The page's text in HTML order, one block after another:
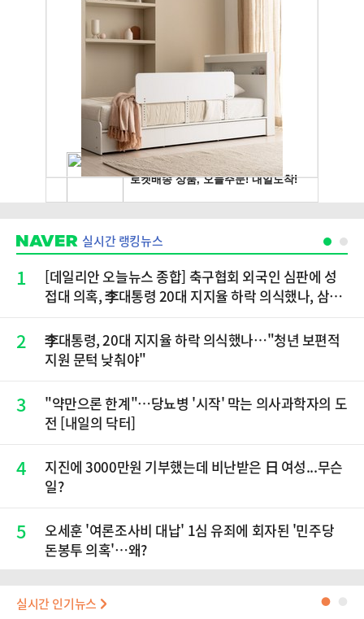
실시간 랭킹뉴스
1
[데일리안 오늘뉴스 종합] 축구협회 외국인 심판에 성
접대 의혹, 李대통령 20대 지지율 하락 의식했나, 삼전
재점화, 김민석 "과반 승리 가능성 99%" 등
2
李대통령, 20대 지지율 하락 의식했나…"청년 보편적
지원 문턱 낮춰야"
3
"약만으론 한계"…당뇨병 '시작' 막는 의사과학자의 도
전 [내일의 닥터]
4
지진에 3000만원 기부했는데 비난받은 日 여성...무슨
일?
5
오세훈 '여론조사비 대납' 1심 유죄에 회자된 '민주당
돈봉투 의혹'…왜?
실시간 인기뉴스 ●